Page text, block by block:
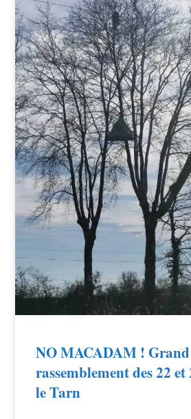
NO MACADAM ! Grand
rassemblement des 22
le Tarn